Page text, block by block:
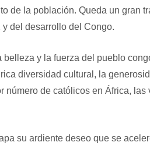
de la población. Queda un gran
del desarrollo del Congo.
y la fuerza del pueblo
diversidad cultural, la
número de católicos en África, las
su ardiente deseo que se